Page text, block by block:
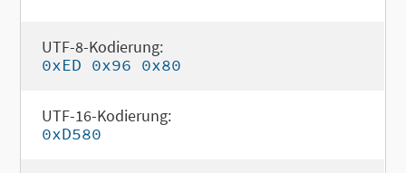
UTF-8-Kodierung:
0xED 0x96 0x80
UTF-16-Kodierung:
0xD580